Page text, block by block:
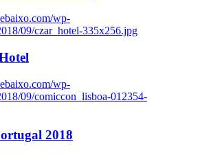
wp-
09/czar_hotel-335x256.jpg
wp-
09/comiccon_lisboa-012354-
2018